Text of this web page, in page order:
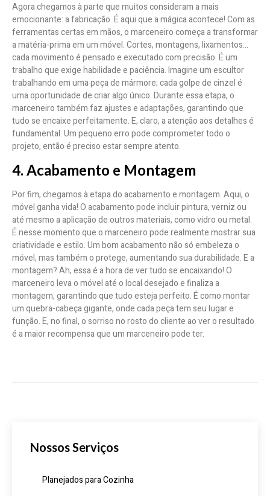
Agora chegamos à parte que muitos consideram a mais
emocionante: a fabricação. É aqui que a mágica acontece! Com as
ferramentas certas em mãos, o marceneiro começa a transformar
a matéria-prima em um móvel. Cortes, montagens, lixamentos…
cada movimento é pensado e executado com precisão. É um
trabalho que exige habilidade e paciência. Imagine um escultor
trabalhando em uma peça de mármore; cada golpe de cinzel é
uma oportunidade de criar algo único. Durante essa etapa, o
marceneiro também faz ajustes e adaptações, garantindo que
tudo se encaixe perfeitamente. E, claro, a atenção aos detalhes é
fundamental. Um pequeno erro pode comprometer todo o
projeto, então é preciso estar sempre atento.
4. Acabamento e Montagem
Por fim, chegamos à etapa do acabamento e montagem. Aqui, o
móvel ganha vida! O acabamento pode incluir pintura, verniz ou
até mesmo a aplicação de outros materiais, como vidro ou metal.
É nesse momento que o marceneiro pode realmente mostrar sua
criatividade e estilo. Um bom acabamento não só embeleza o
móvel, mas também o protege, aumentando sua durabilidade. E a
montagem? Ah, essa é a hora de ver tudo se encaixando! O
marceneiro leva o móvel até o local desejado e finaliza a
montagem, garantindo que tudo esteja perfeito. É como montar
um quebra-cabeça gigante, onde cada peça tem seu lugar e
função. E, no final, o sorriso no rosto do cliente ao ver o resultado
é a maior recompensa que um marceneiro pode ter.
Nossos Serviços
Planejados para Cozinha